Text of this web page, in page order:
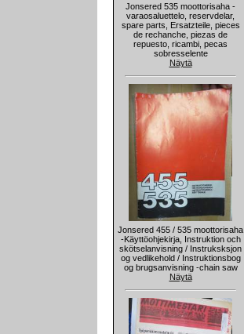
Jonsered 535 moottorisaha -
varaosaluettelo, reservdelar,
spare parts, Ersatzteile, pieces
de rechanche, piezas de
repuesto, ricambi, pecas
sobresselente
Näytä
Jonsered 455 / 535 moottorisaha
-Käyttöohjekirja, Instruktion och
skötselanvisning / Instruksksjon
og vedlikehold / Instruktionsbog
og brugsanvisning -chain saw
Näytä